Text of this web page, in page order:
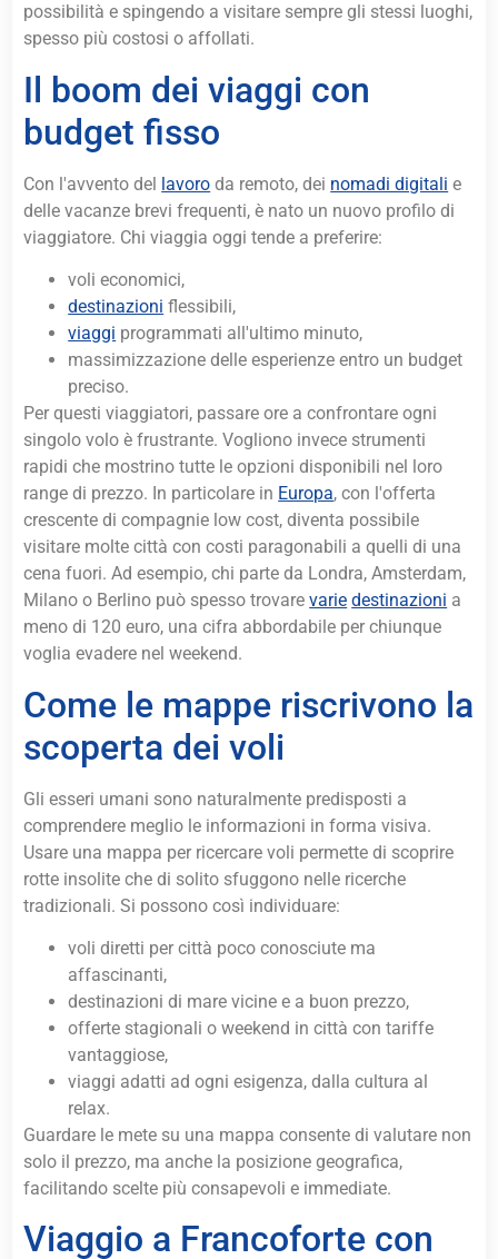
possibilità e spingendo a visitare sempre gli stessi luoghi,
spesso più costosi o affollati.
Il boom dei viaggi con
budget fisso
Con l'avvento del lavoro da remoto, dei nomadi digitali e
delle vacanze brevi frequenti, è nato un nuovo profilo di
viaggiatore. Chi viaggia oggi tende a preferire:
voli economici,
destinazioni flessibili,
viaggi programmati all'ultimo minuto,
massimizzazione delle esperienze entro un budget
preciso.
Per questi viaggiatori, passare ore a confrontare ogni
singolo volo è frustrante. Vogliono invece strumenti
rapidi che mostrino tutte le opzioni disponibili nel loro
range di prezzo. In particolare in Europa, con l'offerta
crescente di compagnie low cost, diventa possibile
visitare molte città con costi paragonabili a quelli di una
cena fuori. Ad esempio, chi parte da Londra, Amsterdam,
Milano o Berlino può spesso trovarevarie destinazioni a
meno di 120 euro, una cifra abbordabile per chiunque
voglia evadere nel weekend.
Come le mappe riscrivono la
scoperta dei voli
Gli esseri umani sono naturalmente predisposti a
comprendere meglio le informazioni in forma visiva.
Usare una mappa per ricercare voli permette di scoprire
rotte insolite che di solito sfuggono nelle ricerche
tradizionali. Si possono così individuare:
voli diretti per città poco conosciute ma
affascinanti,
destinazioni di mare vicine e a buon prezzo,
offerte stagionali o weekend in città con tariffe
vantaggiose,
viaggi adatti ad ogni esigenza, dalla cultura al
relax.
Guardare le mete su una mappa consente di valutare non
solo il prezzo, ma anche la posizione geografica,
facilitando scelte più consapevoli e immediate.
Viaggio a Francoforte con